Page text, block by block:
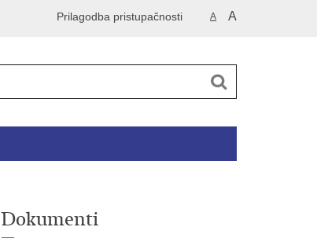
A A
Prilagodba pristupačnosti
Dokumenti